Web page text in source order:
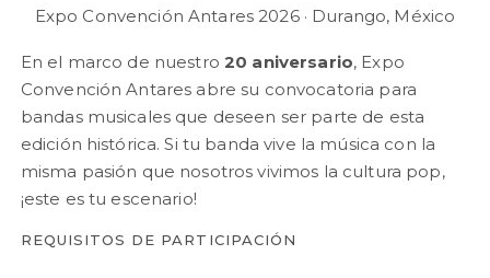
Expo Convención Antares 2026 · Durango, México
En el marco de nuestro20 aniversario, Expo
Convención Antares abre su convocatoria para
bandas musicales que deseen ser parte de esta
edición histórica. Si tu banda vive la música con la
misma pasión que nosotros vivimos la cultura pop,
¡este es tu escenario!
REQUISITOS DE PARTICIPACIÓN